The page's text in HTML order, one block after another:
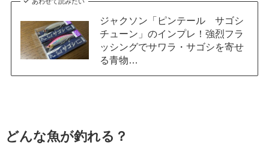
ジャクソン「ピンテール サゴシ
チューン」のインプレ！強烈フラ
ッシングでサワラ・サゴシを寄せ
る青物…
どんな魚が釣れる？